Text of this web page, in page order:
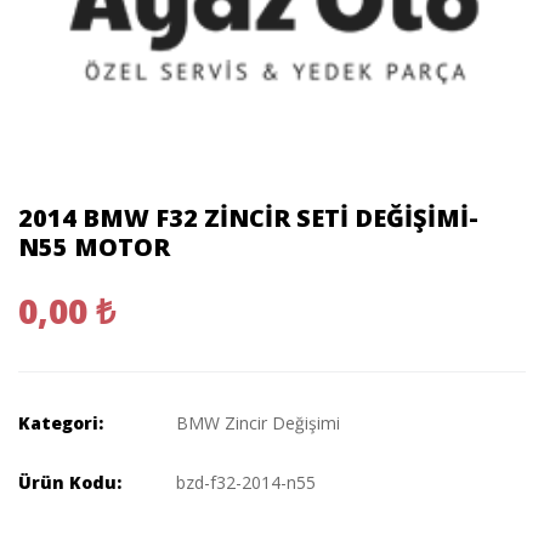
2014 BMW F32 ZINCIR SETI DEĞIŞIMI-
N55 MOTOR
0,00 ₺
Kategori: BMW Zincir Değişimi
Ürün Kodu: bzd-f32-2014-n55